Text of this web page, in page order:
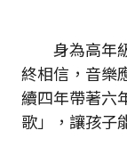
身為高年級
終相信，音樂
續四年帶著六
歌」，讓孩子